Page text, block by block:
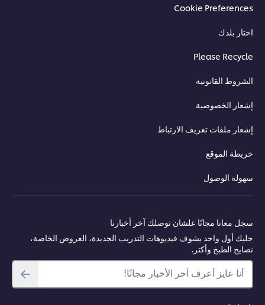
Cookie Preferences
اختار بلدك
Please Recycle
الشروط القانونية
إشعار الخصوصية
إشعار ملفات تعريف الارتباط
خريطة الموقع
سهولة الوصول
سجل معانا مجانًا علشان توصلك آخر أخبارنا
حليك أول واحد يشوف فيديوهات التدريب الجديدة، العروض الخاصة،
نصايح الطبخ وأكتر.
أنا عايز أعرف آخر الأخبار مجانًا!